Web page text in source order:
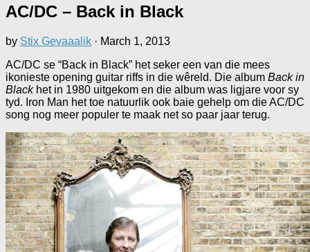
AC/DC – Back in Black
by Stix Gevaaalik · March 1, 2013
AC/DC se “Back in Black” het seker een van die mees
ikonieste opening guitar riffs in die wêreld. Die album Back in
Blackhet in 1980 uitgekom en die album was ligjare voor sy
tyd. Iron Man het toe natuurlik ook baie gehelp om die AC/DC
song nog meer populer te maak net so paar jaar terug.